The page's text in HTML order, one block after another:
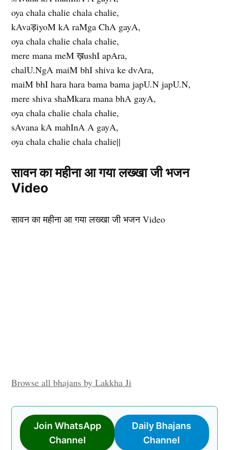
oya chala chalie chala chalie,
kAvaड़iyoM kA raMga ChA gayA,
oya chala chalie chala chalie,
mere mana meM ख़ushI apAra,
chalU.NgA maiM bhI shiva ke dvAra,
maiM bhI hara hara bama bama japU.N japU.N,
mere shiva shaMkara mana bhA gayA,
oya chala chalie chala chalie,
sAvana kA mahInA A gayA,
oya chala chalie chala chalie||
सावन का महीना आ गया लख्खा जी भजन
Video
सावन का महीना आ गया लख्खा जी भजन Video
Browse all bhajans by Lakkha Ji
Join WhatsApp
Channel
Daily Bhajans
Channel